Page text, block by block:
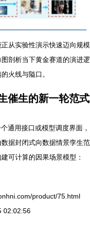
从实验性演示快速迈向规模
剖析当下黄金赛道的演进逻
火线与隘口。
催生的新一轮范式
通用接口或模型调度界面，
据封闭式向数据情景孪生范
可计算的因果场景模型：
product/75.html
02:02:56